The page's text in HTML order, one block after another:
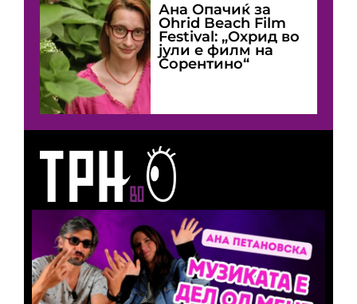
Ана Опачиќ за
Оhrid Beach Film
Festival: „Охрид во
јули е филм на
Сорентино“